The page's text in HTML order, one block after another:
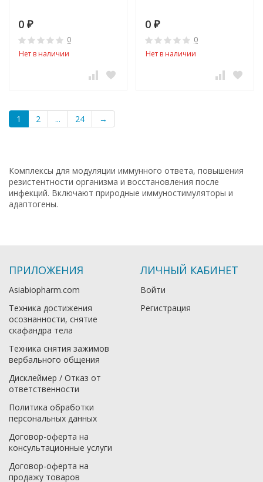
0 ₽
0
Нет в наличии
0 ₽
0
Нет в наличии
1 2 ... 24 →
Комплексы для модуляции иммунного ответа, повышения
резистентности организма и восстановления после
инфекций. Включают природные иммуностимуляторы и
адаптогены.
ПРИЛОЖЕНИЯ
Asiabiopharm.com
Техника достижения
осознанности, снятие
скафандра тела
Техника снятия зажимов
вербального общения
Дисклеймер / Отказ от
ответственности
Политика обработки
персональных данных
Договор-оферта на
консультационные услуги
Договор-оферта на
продажу товаров
ЛИЧНЫЙ КАБИНЕТ
Войти
Регистрация